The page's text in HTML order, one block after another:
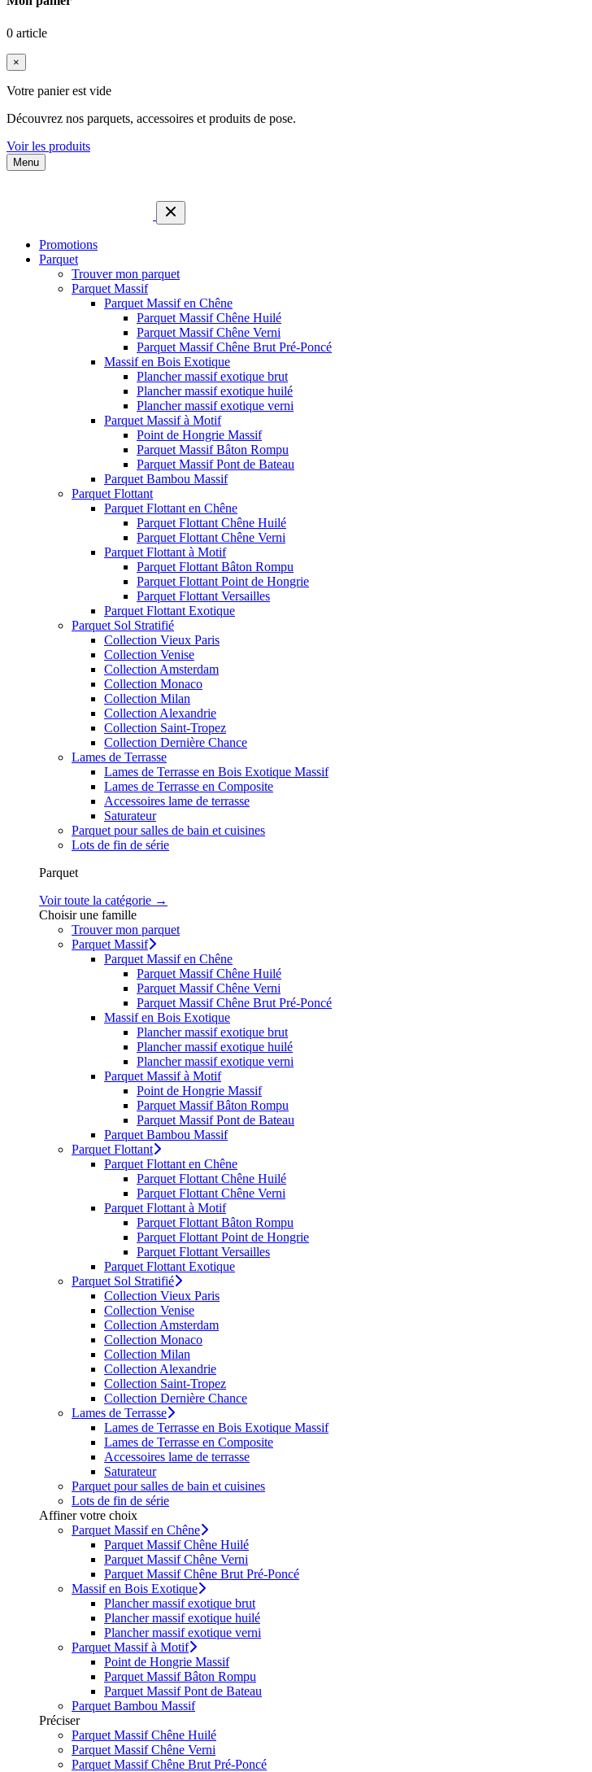
0 article
×
Votre panier est vide
Découvrez nos parquets, accessoires et produits de pose.
Voir les produits
Menu
Promotions
Parquet
Trouver mon parquet
Parquet Massif
Parquet Massif en Chêne
Parquet Massif Chêne Huilé
Parquet Massif Chêne Verni
Parquet Massif Chêne Brut Pré-Poncé
Massif en Bois Exotique
Plancher massif exotique brut
Plancher massif exotique huilé
Plancher massif exotique verni
Parquet Massif à Motif
Point de Hongrie Massif
Parquet Massif Bâton Rompu
Parquet Massif Pont de Bateau
Parquet Bambou Massif
Parquet Flottant
Parquet Flottant en Chêne
Parquet Flottant Chêne Huilé
Parquet Flottant Chêne Verni
Parquet Flottant à Motif
Parquet Flottant Bâton Rompu
Parquet Flottant Point de Hongrie
Parquet Flottant Versailles
Parquet Flottant Exotique
Parquet Sol Stratifié
Collection Vieux Paris
Collection Venise
Collection Amsterdam
Collection Monaco
Collection Milan
Collection Alexandrie
Collection Saint-Tropez
Collection Dernière Chance
Lames de Terrasse
Lames de Terrasse en Bois Exotique Massif
Lames de Terrasse en Composite
Accessoires lame de terrasse
Saturateur
Parquet pour salles de bain et cuisines
Lots de fin de série
Parquet
Voir toute la catégorie →
Choisir une famille
Trouver mon parquet
Parquet Massif
Parquet Massif en Chêne
Parquet Massif Chêne Huilé
Parquet Massif Chêne Verni
Parquet Massif Chêne Brut Pré-Poncé
Massif en Bois Exotique
Plancher massif exotique brut
Plancher massif exotique huilé
Plancher massif exotique verni
Parquet Massif à Motif
Point de Hongrie Massif
Parquet Massif Bâton Rompu
Parquet Massif Pont de Bateau
Parquet Bambou Massif
Parquet Flottant
Parquet Flottant en Chêne
Parquet Flottant Chêne Huilé
Parquet Flottant Chêne Verni
Parquet Flottant à Motif
Parquet Flottant Bâton Rompu
Parquet Flottant Point de Hongrie
Parquet Flottant Versailles
Parquet Flottant Exotique
Parquet Sol Stratifié
Collection Vieux Paris
Collection Venise
Collection Amsterdam
Collection Monaco
Collection Milan
Collection Alexandrie
Collection Saint-Tropez
Collection Dernière Chance
Lames de Terrasse
Lames de Terrasse en Bois Exotique Massif
Lames de Terrasse en Composite
Accessoires lame de terrasse
Saturateur
Parquet pour salles de bain et cuisines
Lots de fin de série
Affiner votre choix
Parquet Massif en Chêne
Parquet Massif Chêne Huilé
Parquet Massif Chêne Verni
Parquet Massif Chêne Brut Pré-Poncé
Massif en Bois Exotique
Plancher massif exotique brut
Plancher massif exotique huilé
Plancher massif exotique verni
Parquet Massif à Motif
Point de Hongrie Massif
Parquet Massif Bâton Rompu
Parquet Massif Pont de Bateau
Parquet Bambou Massif
Préciser
Parquet Massif Chêne Huilé
Parquet Massif Chêne Verni
Parquet Massif Chêne Brut Pré-Poncé